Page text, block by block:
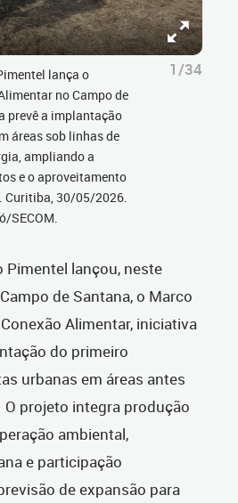
lança o
no Campo de
prevê a implantação
áreas sob linhas de
ampliando a
e o aproveitamento
Curitiba, 30/05/2026.
SECOM.
1/34
Pimentel lançou, neste
de Santana, o Marco
Alimentar, iniciativa
do primeiro
urbanas em áreas antes
projeto integra produção
ambiental,
e participação
de expansão para